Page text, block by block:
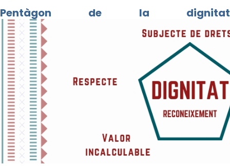
Pentàgon de la dignitat